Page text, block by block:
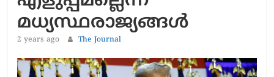
മധ്യസ്ഥരാജ്യങ്ങൾ
2 years ago The Journal